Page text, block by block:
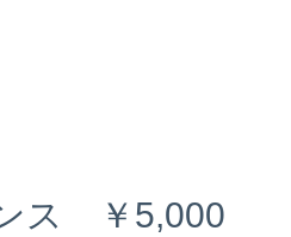
ス ￥5,000